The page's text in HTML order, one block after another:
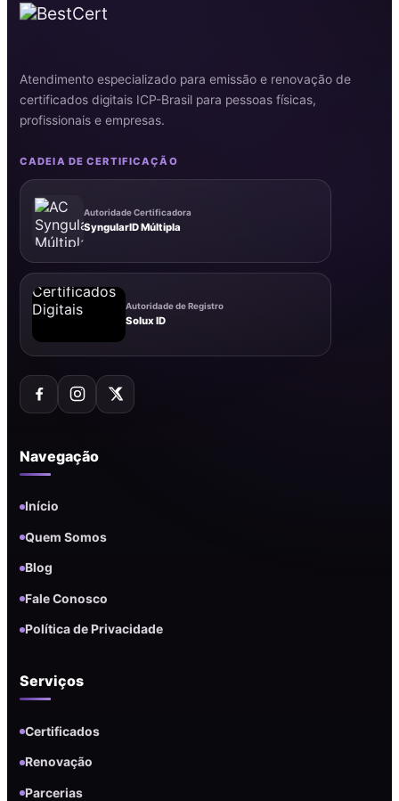
Atendimento especializado para emissão e renovação de
certificados digitais ICP-Brasil para pessoas físicas,
profissionais e empresas.
CADEIA DE CERTIFICAÇÃO
Autoridade Certificadora
SyngularID Múltipla
Autoridade de Registro
Solux ID
Navegação
Início
Quem Somos
Blog
Fale Conosco
Política de Privacidade
Serviços
Certificados
Renovação
Parcerias